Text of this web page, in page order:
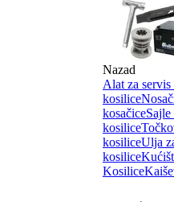
Nazad
Alat za
kosilice
kosačice
kosilice
kosiliceUlja
kosilice
Kosilice